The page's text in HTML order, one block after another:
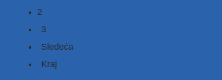
2
3
Sledeća
Kraj